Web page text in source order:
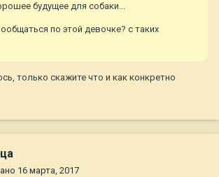
будущее для собаки...
по этой девочке? с таких
только скажите что и как конкретно
16 марта, 2017